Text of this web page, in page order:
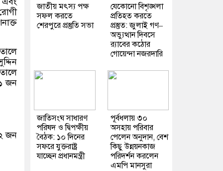
জন
জন
জাতীয় মৎস্য পক্ষ
সফল করতে
শেরপুরে প্রস্তুতি সভা
যেকোনো বিশৃঙ্খলা
প্রতিহত করতে
প্রস্তুত: জুলাই গণ–
অভ্যুত্থান দিবসে
র‌্যাবের কঠোর
গোয়েন্দা নজরদারি
জাতিসংঘ সাধারণ
পরিষদ ও দ্বিপক্ষীয়
বৈঠক: ১০ দিনের
সফরে যুক্তরাষ্ট্র
যাচ্ছেন প্রধানমন্ত্রী
পূর্বধলায় ৩০
অসহায় পরিবার
পেলেন অনুদান, বেশ
কিছু উন্নয়নকাজ
পরিদর্শন করলেন
এমপি মানসুরা